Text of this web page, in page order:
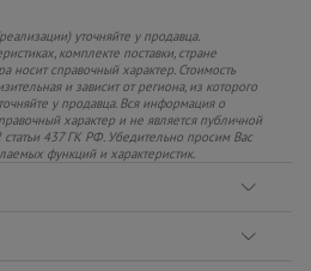
уточняйте у продавца.
комплекте поставки, стране
носит справочный характер. Стоимость
и зависит от региона, из которого
у продавца. Вся информация о
характер и не является публичной
статьи 437 ГК РФ. Убедительно просим Вас
функций и характеристик.